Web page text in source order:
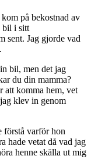
på bekostnad av
bil i sitt
sent. Jag gjorde vad
bil, men det jag
du din mamma?
att komma hem, vet
klev in genom
förstå varför hon
hade vetat då vad jag
henne skälla ut mig